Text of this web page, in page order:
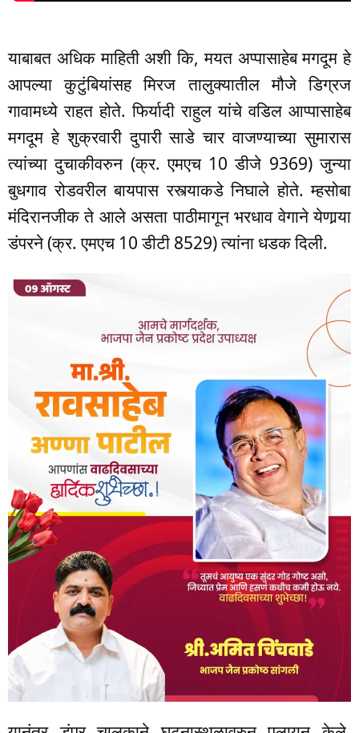
याबाबत अधिक माहिती अशी कि, मयत अप्पासाहेब मगदूम हे
आपल्या कुटुंबियांसह मिरज तालुक्यातील मौजे डिग्रज
गावामध्ये राहत होते. फिर्यादी राहुल यांचे वडिल आप्पासाहेब
मगदूम हे शुक्रवारी दुपारी साडे चार वाजण्याच्या सुमारास
त्यांच्या दुचाकीवरुन (क्र. एमएच 10 डीजे 9369) जुन्या
बुधगाव रोडवरील बायपास रस्त्याकडे निघाले होते. म्हसोबा
मंदिरानजीक ते आले असता पाठीमागून भरधाव वेगाने येणार्‍या
डंपरने (क्र. एमएच 10 डीटी 8529) त्यांना धडक दिली.